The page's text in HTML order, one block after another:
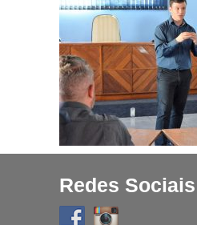
Projetos
História
Contato
Fique Por Dentro
Redes Sociais